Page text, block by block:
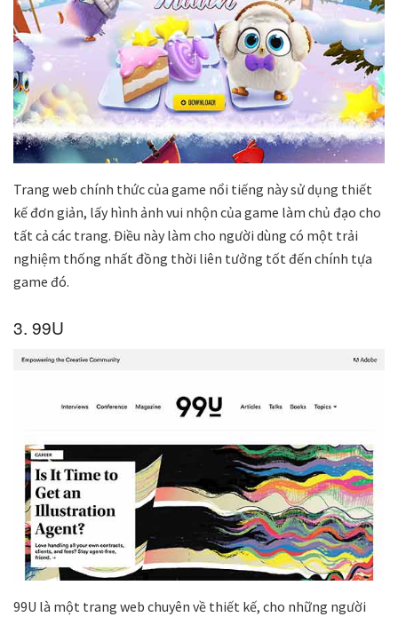
Trang web chính thức của game nổi tiếng này sử dụng thiết
kế đơn giản, lấy hình ảnh vui nhộn của game làm chủ đạo cho
tất cả các trang. Điều này làm cho người dùng có một trải
nghiệm thống nhất đồng thời liên tưởng tốt đến chính tựa
game đó.
3. 99U
99U là một trang web chuyên về thiết kế, cho những người